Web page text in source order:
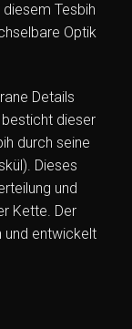
diesem Tesbih
Optik
Details
dieser
durch seine
Dieses
und
Kette. Der
und entwickelt